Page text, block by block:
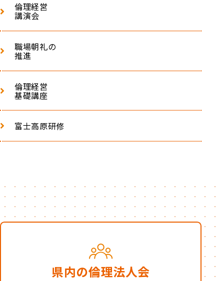
倫理経営
講演会
職場朝礼の
推進
倫理経営
基礎講座
富士高原研修
県内の倫理法人会